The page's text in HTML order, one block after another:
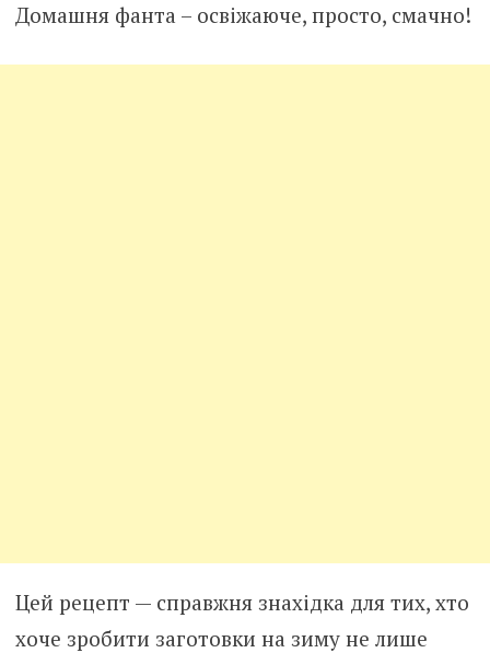
Домашня фанта – освіжаюче, просто, смачно!
Цей рецепт — справжня знахідка для тих, хто
хоче зробити заготовки на зиму не лише